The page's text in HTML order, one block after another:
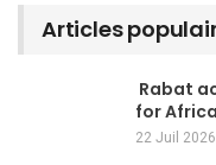
Articles
Rabat
for
22 Juil 2026